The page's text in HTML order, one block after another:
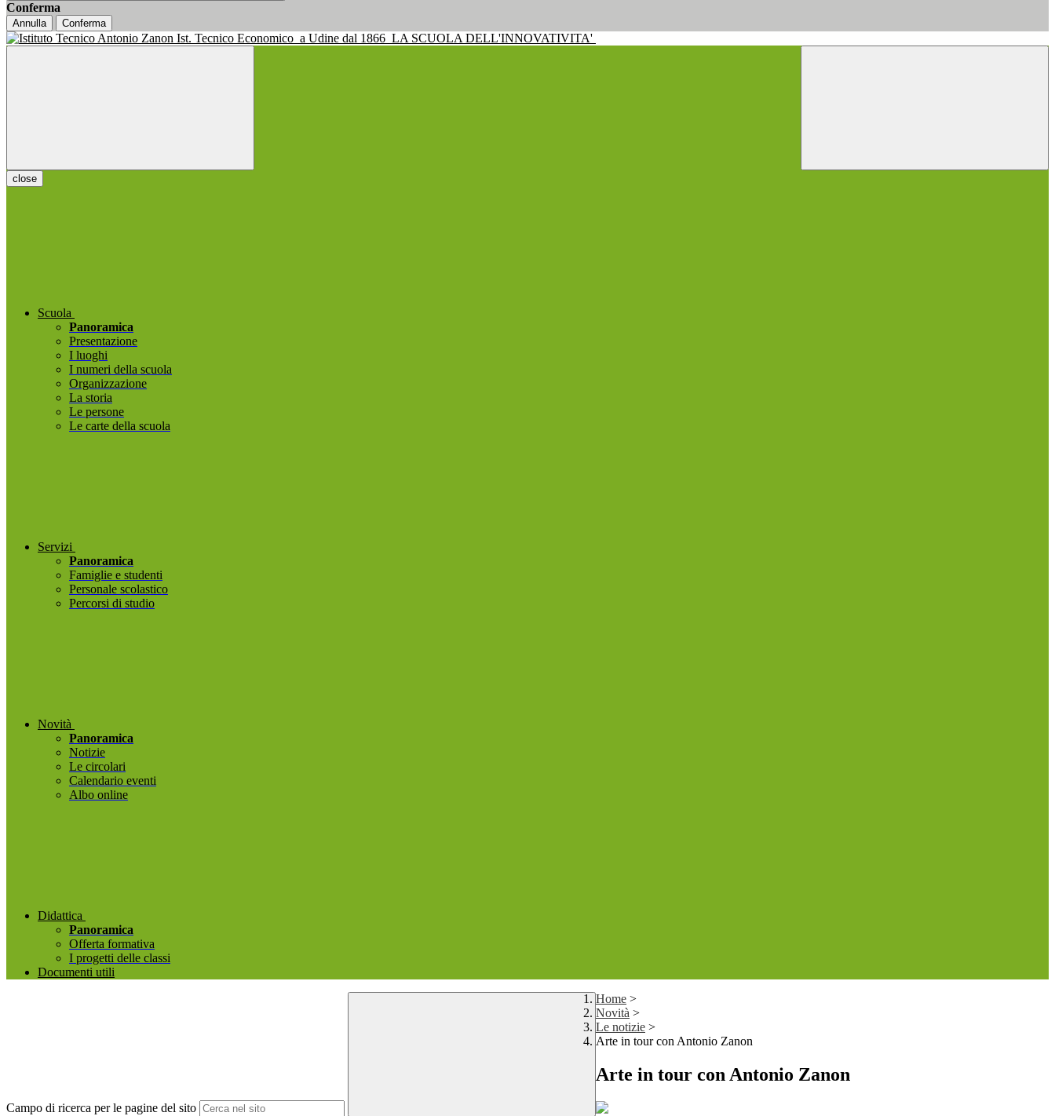
Conferma
Annulla Conferma
Ist. Tecnico Economico a Udine dal 1866 LA SCUOLA DELL'INNOVATIVITA'
close
Scuola
Panoramica
Presentazione
I luoghi
I numeri della scuola
Organizzazione
La storia
Le persone
Le carte della scuola
Servizi
Panoramica
Famiglie e studenti
Personale scolastico
Percorsi di studio
Novità
Panoramica
Notizie
Le circolari
Calendario eventi
Albo online
Didattica
Panoramica
Offerta formativa
I progetti delle classi
Documenti utili
Campo di ricerca per le pagine del sito
Home >
Novità >
Le notizie >
Arte in tour con Antonio Zanon
Arte in tour con Antonio Zanon